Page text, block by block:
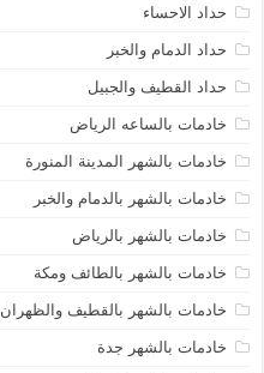
حداد الاحساء
حداد الدمام والخبر
حداد القطيف والجبيل
خادمات بالساعه الرياض
خادمات بالشهر المدينة المنورة
خادمات بالشهر بالدمام والخبر
خادمات بالشهر بالرياض
خادمات بالشهر بالطائف ومكة
خادمات بالشهر بالقطيف والظهران
خادمات بالشهر جدة